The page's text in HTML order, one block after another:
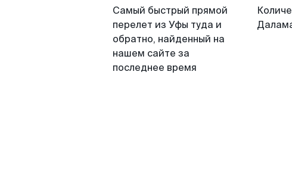
Самый быстрый прямой
перелет из Уфы туда и
обратно, найденный на
нашем сайте за
последнее время